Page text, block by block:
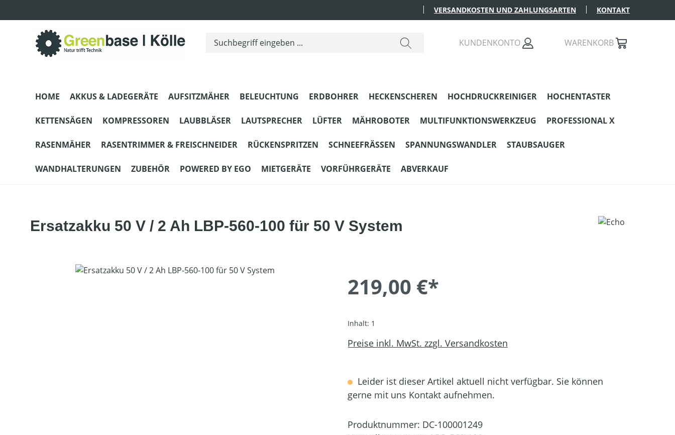
VERSANDKOSTEN UND ZAHLUNGSARTEN KONTAKT
KUNDENKONTO WARENKORB
HOME AKKUS & LADEGERÄTE AUFSITZMÄHER BELEUCHTUNG ERDBOHRER HECKENSCHEREN HOCHDRUCKREINIGER HOCHENTASTER
KETTENSÄGEN KOMPRESSOREN LAUBBLÄSER LAUTSPRECHER LÜFTER MÄHROBOTER MULTIFUNKTIONSWERKZEUG PROFESSIONAL X
RASENMÄHER RASENTRIMMER & FREISCHNEIDER RÜCKENSPRITZEN SCHNEEFRÄSSEN SPANNUNGSWANDLER STAUBSAUGER
WANDHALTERUNGEN ZUBEHÖR POWERED BY EGO MIETGERÄTE VORFÜHRGERÄTE ABVERKAUF
Ersatzakku 50 V / 2 Ah LBP-560-100 für 50 V System
Bildergalerie überspringen
219,00 €*
Inhalt: 1
Preise inkl. MwSt. zzgl. Versandkosten
Leider ist dieser Artikel aktuell nicht verfügbar. Sie können
gerne mit uns Kontakt aufnehmen.
Produktnummer: DC-100001249